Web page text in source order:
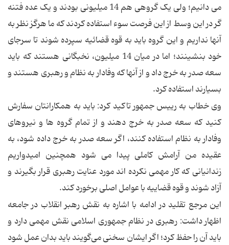
می دانیم؛ ولی یک گروهی هم 14 میلیونی بودند و یک عده فتنه
گر در این وسط از این فرصت سوء استفاده کردند که ما هرگز نظر به
آنها نداریم و این گروه باید به قوه قضائیه سپرده شوند تا سرجای
خود بنشینند؛ اما در میان 14 میلیون، نخبگانی هستند که باید
سعه صدر به خرج داد و از آنها که وفادار به نظام و رهبری هستند و
بسیارند استفاده کرد.
وی خطاب به رییس جمهور تاکید کرد: باید به همکارانتان سفارش
کنید که سعه صدر به خرج دهند و از تمام گروه ها و نیروهای
وفادار به نظام استفاده کنند، اگر سعه صدر به خرج داده شود، به
عقیده من آرامش کاملی پیدا می شود همچنین امیدواریم
زندانیانی که کار مهمی نکرده اند مورد عنایت رهبری قرار بگیرند و
آزاد شوند و قوه قضاییه با عوامل اصلی برخورد کند.
این مرجع تقلید در ادامه با اشاره به نقش رهبر انقلاب در جامعه
اظهار داشت: رهبری در نظام جمهوری اسلامی نقش مهمی دارد و
باید آن را حفظ کرد؛ اگر ایشان سخنی می‌گویند باید بدان عمل شود